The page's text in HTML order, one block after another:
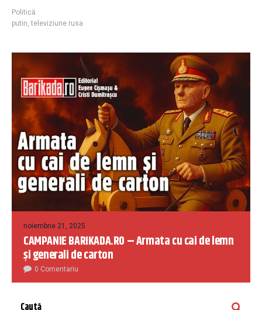
Politică
putin,televiziune rusa
noiembrie 21, 2025
CAMPANIE BARIKADA.RO – Armata cu cai de lemn
și generali de carton
0 Comentariu